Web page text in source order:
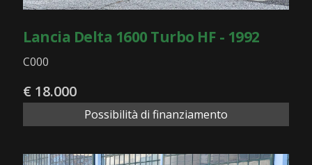
Lancia Delta 1600 Turbo HF - 1992
C000
€ 18.000
Possibilità di finanziamento